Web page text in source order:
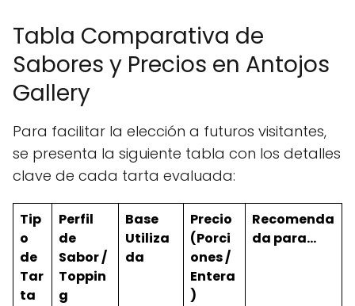
Tabla Comparativa de
Sabores y Precios en Antojos
Gallery
Para facilitar la elección a futuros visitantes,
se presenta la siguiente tabla con los detalles
clave de cada tarta evaluada:
Tip
o
de
Tar
ta
Perfil
de
Sabor /
Toppin
g
Base
Utiliza
da
Precio
(Porci
ones /
Entera
)
Recomenda
da para...